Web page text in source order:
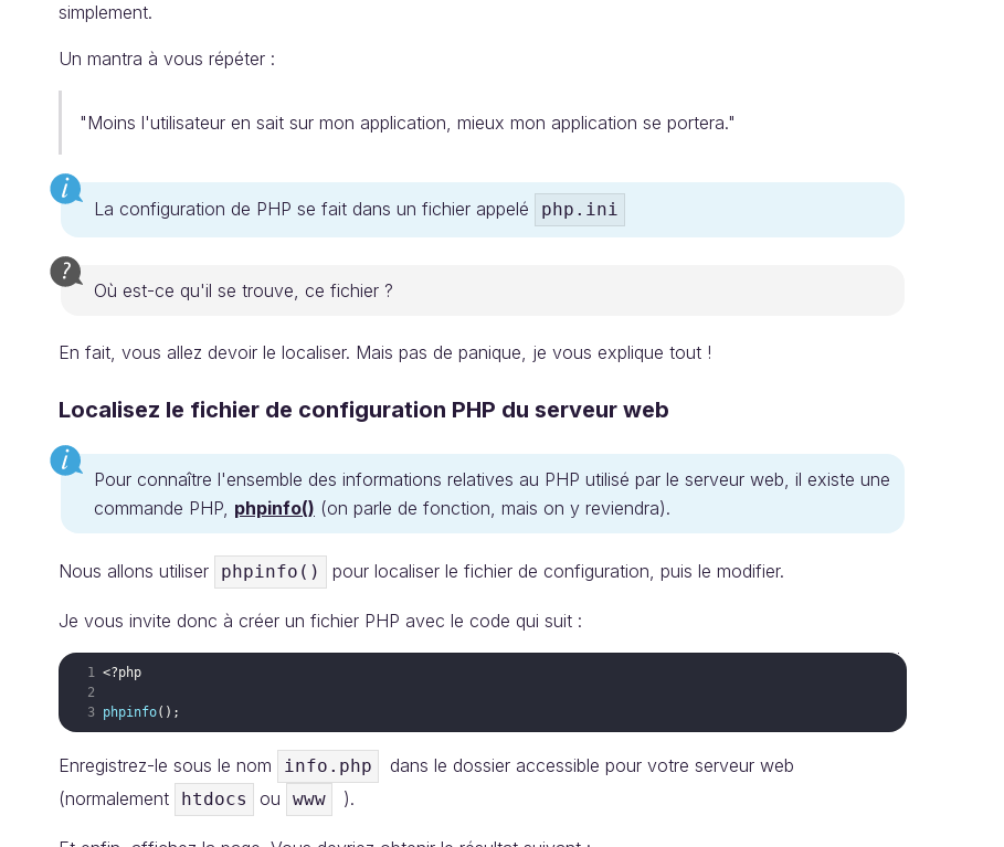
simplement.
Un mantra à vous répéter :
"Moins l'utilisateur en sait sur mon application, mieux mon application se portera."
La configuration de PHP se fait dans un fichier appelé php.ini
Où est-ce qu'il se trouve, ce fichier ?
En fait, vous allez devoir le localiser. Mais pas de panique, je vous explique tout !
Localisez le fichier de configuration PHP du serveur web
Pour connaître l'ensemble des informations relatives au PHP utilisé par le serveur web, il existe une
commande PHP, phpinfo() (on parle de fonction, mais on y reviendra).
Nous allons utiliser phpinfo() pour localiser le fichier de configuration, puis le modifier.
Je vous invite donc à créer un fichier PHP avec le code qui suit :
<?php
phpinfo( ) ;
Enregistrez-le sous le nom info.php
dans le dossier accessible pour votre serveur web
(normalement
htdocs ou www ).